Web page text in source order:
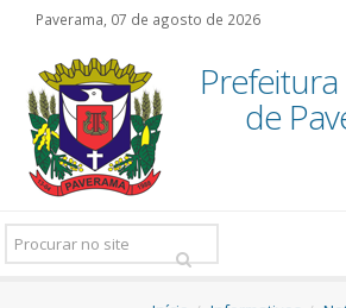
Paverama, 07 de agosto de 2026
de
Pesquisar: